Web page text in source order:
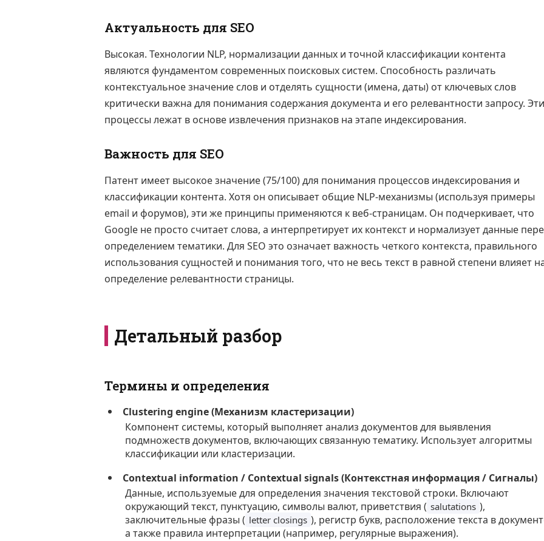
Актуальность для SEO
Высокая. Технологии NLP, нормализации данных и точной классификации контента
являются фундаментом современных поисковых систем. Способность различать
контекстуальное значение слов и отделять сущности (имена, даты) от ключевых слов
критически важна для понимания содержания документа и его релевантности запросу. Эти
процессы лежат в основе извлечения признаков на этапе индексирования.
Важность для SEO
Патент имеет высокое значение (75/100) для понимания процессов индексирования и
классификации контента. Хотя он описывает общие NLP-механизмы (используя примеры
email и форумов), эти же принципы применяются к веб-страницам. Он подчеркивает, что
Google не просто считает слова, а интерпретирует их контекст и нормализует данные
определением тематики. Для SEO это означает важность четкого контекста, правильного
использования сущностей и понимания того, что не весь текст в равной степени влияет
определение релевантности страницы.
Детальный разбор
Термины и определения
Clustering engine (Механизм кластеризации)
Компонент системы, который выполняет анализ документов для выявления
подмножеств документов, включающих связанную тематику. Использует алгоритмы
классификации или кластеризации.
Contextual information / Contextual signals (Контекстная информация / Сигналы)
Данные, используемые для определения значения текстовой строки. Включают
окружающий текст, пунктуацию, символы валют, приветствия ( salutations ),
заключительные фразы ( letter closings ), регистр букв, расположение текста в
а также правила интерпретации (например, регулярные выражения).